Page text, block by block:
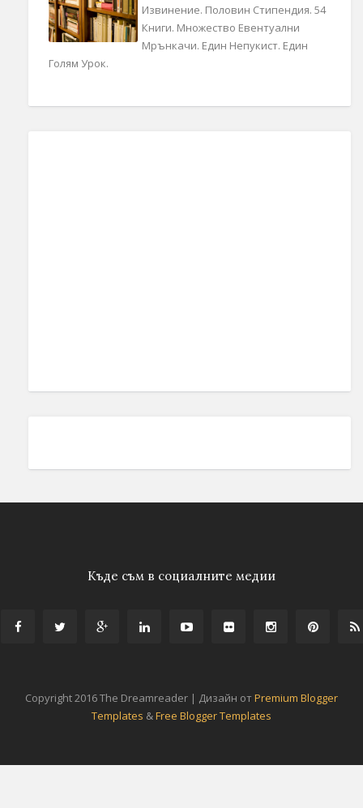
Извинение. Половин Стипендия. 54
Книги. Множество Евентуални
Мрънкачи. Един Непукист. Един
Голям Урок.
Къде съм в социалните медии
Copyright 2016 The Dreamreader | Дизайн отPremium Blogger
Templates &Free Blogger Templates